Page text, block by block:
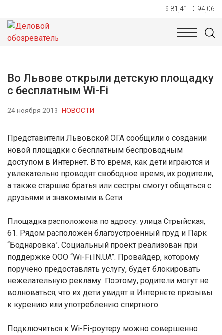
$ 81,41 € 94,06
НОВОСТИ
Во Львове открыли детскую площадку
с бесплатным Wi-Fi
24 ноября 2013 НОВОСТИ
Представители Львовской ОГА сообщили о создании
новой площадки с бесплатным беспроводным
доступом в Интернет. В то время, как дети играются и
увлекательно проводят свободное время, их родители,
а также старшие братья или сестры смогут общаться с
друзьями и знакомыми в Сети.
Площадка расположена по адресу: улица Стрыйская,
61. Рядом расположен благоустроенный пруд и Парк
“Боднаровка”. Социальный проект реализован при
поддержке ООО “Wi-Fi.IN.UA”. Провайдер, которому
поручено предоставлять услугу, будет блокировать
нежелательную рекламу. Поэтому, родители могут не
волноваться, что их дети увидят в Интернете призывы
к курению или употреблению спиртного.
Подключиться к Wi-Fi-роутеру можно совершенно